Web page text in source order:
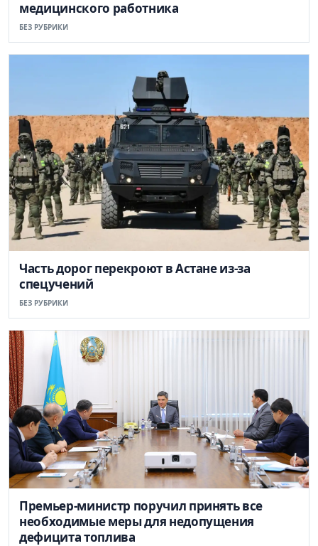
медицинского работника
БЕЗ РУБРИКИ
Часть дорог перекроют в Астане из-за
спецучений
БЕЗ РУБРИКИ
Премьер-министр поручил принять все
необходимые меры для недопущения
дефицита топлива